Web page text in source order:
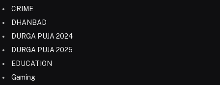
CRIME
DHANBAD
DURGA PUJA 2024
DURGA PUJA 2025
EDUCATION
Gaming